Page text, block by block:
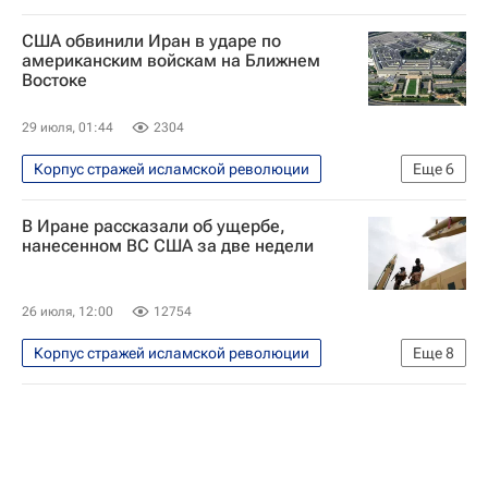
В мире
Иран
США
Иордания
Вооруженные силы США
Дональд Трамп
США обвинили Иран в ударе по
американским войскам на Ближнем
Востоке
29 июля, 01:44 2304
Еще6
Корпус стражей исламской революции
В мире
Тегеран (город)
Иран
Ближний Восток
Дональд Трамп
В Иране рассказали об ущербе,
нанесенном ВС США за две недели
26 июля, 12:00 12754
Еще8
Корпус стражей исламской революции
В мире
Иран
США